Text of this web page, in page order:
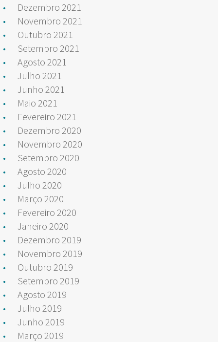
Dezembro 2021
Novembro 2021
Outubro 2021
Setembro 2021
Agosto 2021
Julho 2021
Junho 2021
Maio 2021
Fevereiro 2021
Dezembro 2020
Novembro 2020
Setembro 2020
Agosto 2020
Julho 2020
Março 2020
Fevereiro 2020
Janeiro 2020
Dezembro 2019
Novembro 2019
Outubro 2019
Setembro 2019
Agosto 2019
Julho 2019
Junho 2019
Março 2019